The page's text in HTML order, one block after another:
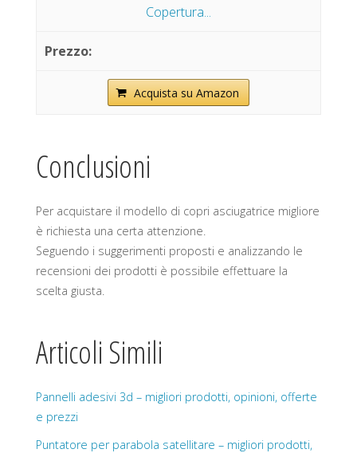
Copertura...
Acquista su Amazon
Conclusioni
Per acquistare il modello di copri asciugatrice migliore
è richiesta una certa attenzione.
Seguendo i suggerimenti proposti e analizzando le
recensioni dei prodotti è possibile effettuare la
scelta giusta.
Articoli Simili
Pannelli adesivi 3d – migliori prodotti, opinioni, offerte
e prezzi
Puntatore per parabola satellitare – migliori prodotti,